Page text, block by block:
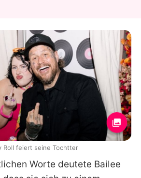
Worte deutete Bailee
Roll feiert seine Tochtter